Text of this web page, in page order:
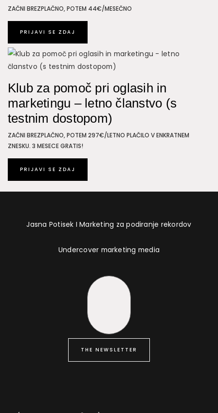
ZAČNI BREZPLAČNO, POTEM 44€/MESEČNO
PRIJAVI SE ZDAJ
Klub za pomoč pri oglasih in
marketingu – letno članstvo (s
testnim dostopom)
ZAČNI BREZPLAČNO, POTEM 297€/LETNO PLAČILO V ENKRATNEM
ZNESKU. 3 MESECE GRATIS!
PRIJAVI SE ZDAJ
Jasna Potisek I Marketing za podiranje rekordov
Undercover marketing media
THE NEWSLETTER